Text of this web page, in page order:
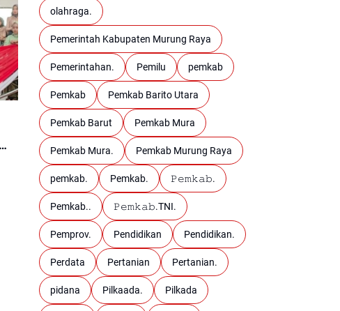
olahraga.
Pemerintah Kabupaten Murung Raya
Pemerintahan. Pemilu pemkab
Pemkab Pemkab Barito Utara
Pemkab Barut Pemkab Mura
Pemkab Mura. Pemkab Murung Raya
pemkab. Pemkab. 𝙿𝚎𝚖𝚔𝚊𝚋.
Pemkab.. 𝙿𝚎𝚖𝚔𝚊𝚋.TNI.
Pemprov. Pendidikan Pendidikan.
Perdata Pertanian Pertanian.
pidana Pilkaada. Pilkada